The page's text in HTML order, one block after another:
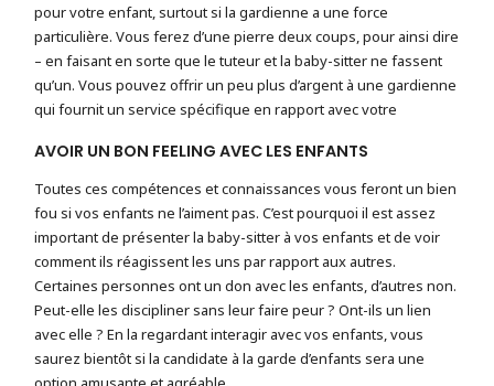
pour votre enfant, surtout si la gardienne a une force
particulière. Vous ferez d’une pierre deux coups, pour ainsi dire
– en faisant en sorte que le tuteur et la baby-sitter ne fassent
qu’un. Vous pouvez offrir un peu plus d’argent à une gardienne
qui fournit un service spécifique en rapport avec votre
AVOIR UN BON FEELING AVEC LES ENFANTS
Toutes ces compétences et connaissances vous feront un bien
fou si vos enfants ne l’aiment pas. C’est pourquoi il est assez
important de présenter la baby-sitter à vos enfants et de voir
comment ils réagissent les uns par rapport aux autres.
Certaines personnes ont un don avec les enfants, d’autres non.
Peut-elle les discipliner sans leur faire peur ? Ont-ils un lien
avec elle ? En la regardant interagir avec vos enfants, vous
saurez bientôt si la candidate à la garde d’enfants sera une